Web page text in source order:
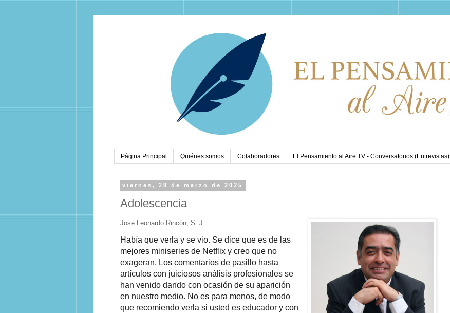
Página Principal Quiénes somos Colaboradores El Pensamiento al Aire TV - Conversatorios (Entrevistas)
viernes, 28 de marzo de 2025
Adolescencia
José Leonardo Rincón, S. J.
Había que verla y se vio. Se dice que es de las
mejores miniseries de Netflix y creo que no
exageran. Los comentarios de pasillo hasta
artículos con juiciosos análisis profesionales se
han venido dando con ocasión de su aparición
en nuestro medio. No es para menos, de modo
que recomiendo verla si usted es educador y con